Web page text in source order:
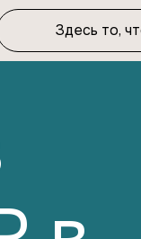
Здесь то,